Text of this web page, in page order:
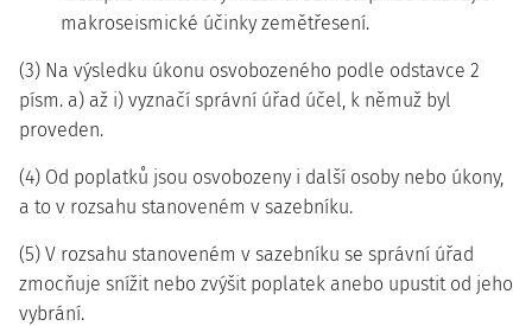
makroseismické účinky zemětřesení.
(3) Na výsledku úkonu osvobozeného podle odstavce 2
písm. a) až i) vyznačí správní úřad účel, k němuž byl
proveden.
(4) Od poplatků jsou osvobozeny i další osoby nebo úkony,
a to v rozsahu stanoveném v sazebníku.
(5) V rozsahu stanoveném v sazebníku se správní úřad
zmocňuje snížit nebo zvýšit poplatek anebo upustit od jeho
vybrání.